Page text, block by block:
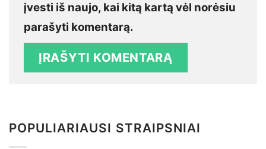
įvesti iš naujo, kai kitą kartą vėl norėsiu
parašyti komentarą.
POPULIARIAUSI STRAIPSNIAI